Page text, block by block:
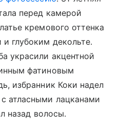
перед камерой
кремового оттенка
глубоким декольте.
украсили акцентной
фатиновым
избранник Коки надел
атласными лацканами
назад волосы.